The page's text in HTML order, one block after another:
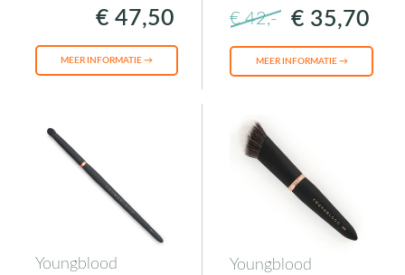
€ 47,50
MEER INFORMATIE →
€ 42,- € 35,70
MEER INFORMATIE →
Youngblood
Youngblood